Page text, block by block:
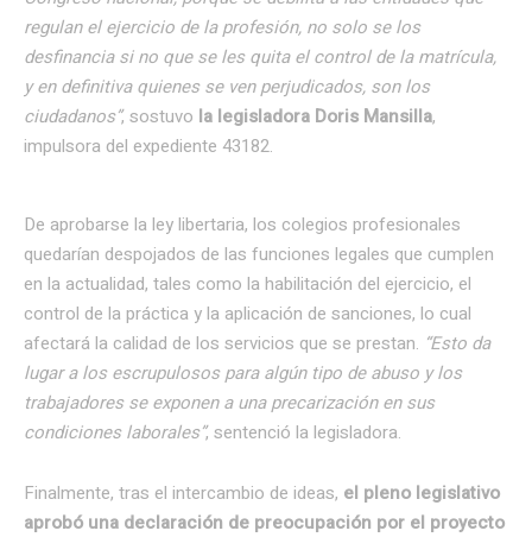
regulan el ejercicio de la profesión, no solo se los
desfinancia si no que se les quita el control de la matrícula,
y en definitiva quienes se ven perjudicados, son los
ciudadanos”, sostuvo la legisladora Doris Mansilla,
impulsora del expediente 43182.
De aprobarse la ley libertaria, los colegios profesionales
quedarían despojados de las funciones legales que cumplen
en la actualidad, tales como la habilitación del ejercicio, el
control de la práctica y la aplicación de sanciones, lo cual
afectará la calidad de los servicios que se prestan. “Esto da
lugar a los escrupulosos para algún tipo de abuso y los
trabajadores se exponen a una precarización en sus
condiciones laborales”, sentenció la legisladora.
Finalmente, tras el intercambio de ideas, el pleno legislativo
aprobó una declaración de preocupación por el proyecto